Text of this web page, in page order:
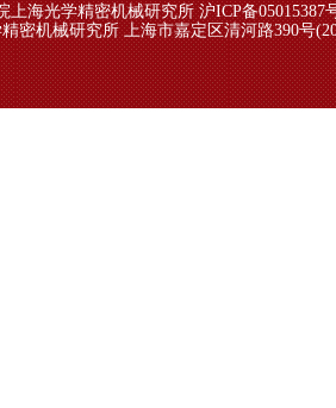
上海光学精密机械研究所 沪ICP备05015387
密机械研究所 上海市嘉定区清河路390号